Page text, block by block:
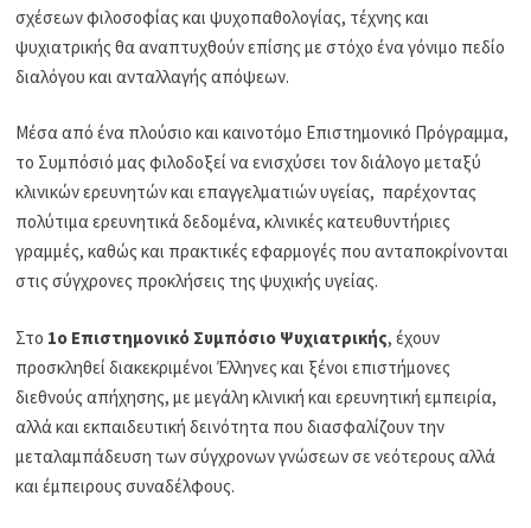
σχέσεων φιλοσοφίας και ψυχοπαθολογίας, τέχνης και
ψυχιατρικής θα αναπτυχθούν επίσης με στόχο ένα γόνιμο πεδίο
διαλόγου και ανταλλαγής απόψεων.
Μέσα από ένα πλούσιο και καινοτόμο Επιστημονικό Πρόγραμμα,
το Συμπόσιό μας φιλοδοξεί να ενισχύσει τον διάλογο μεταξύ
κλινικών ερευνητών και επαγγελματιών υγείας, παρέχοντας
πολύτιμα ερευνητικά δεδομένα, κλινικές κατευθυντήριες
γραμμές, καθώς και πρακτικές εφαρμογές που ανταποκρίνονται
στις σύγχρονες προκλήσεις της ψυχικής υγείας.
Στο 1ο Επιστημονικό Συμπόσιο Ψυχιατρικής, έχουν
προσκληθεί διακεκριμένοι Έλληνες και ξένοι επιστήμονες
διεθνούς απήχησης, με μεγάλη κλινική και ερευνητική εμπειρία,
αλλά και εκπαιδευτική δεινότητα που διασφαλίζουν την
μεταλαμπάδευση των σύγχρονων γνώσεων σε νεότερους αλλά
και έμπειρους συναδέλφους.